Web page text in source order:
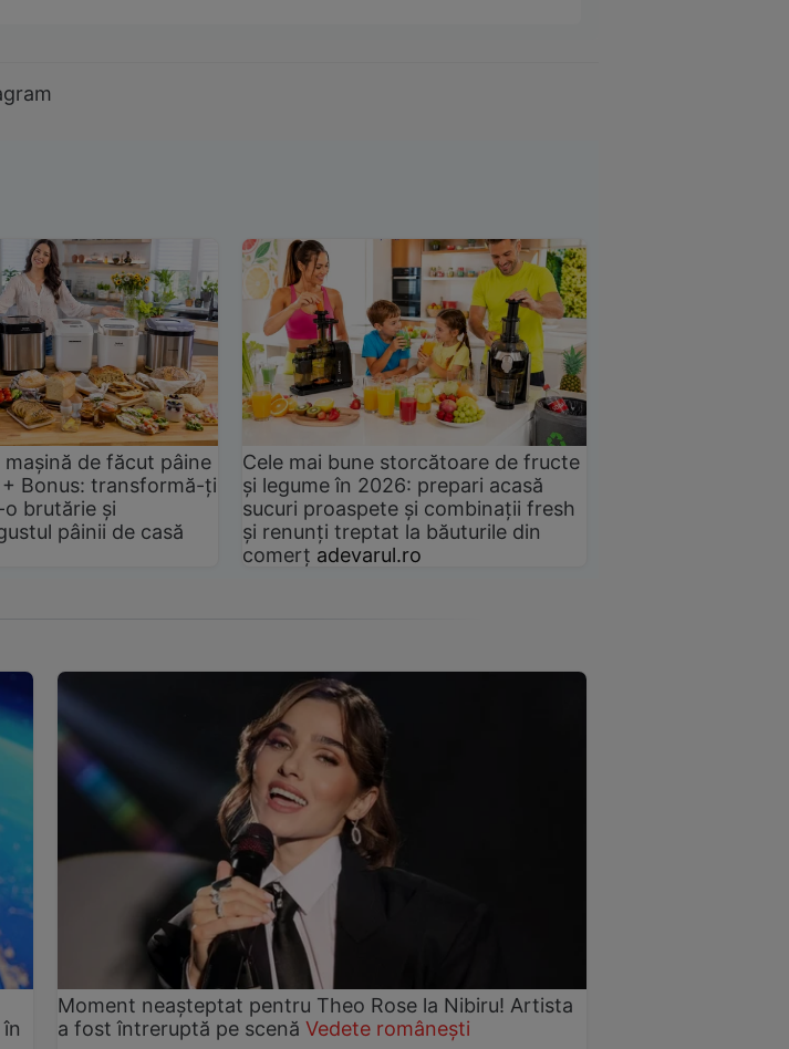
mașină de făcut pâine
Bonus: transformă-ți
brutărie și
pâinii de casă
Cele mai bune storcătoare de fructe
și legume în 2026: prepari acasă
sucuri proaspete și combinații fresh
și renunți treptat la băuturile din
comerț adevarul.ro
Moment neașteptat pentru Theo Rose la Nibiru! Artista
a fost întreruptă pe scenă Vedete românești